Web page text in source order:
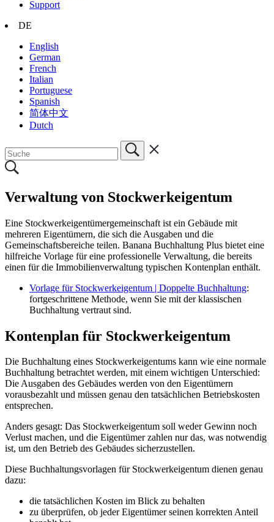
Support
DE
English
German
French
Italian
Portuguese
Spanish
简体中文
Dutch
Verwaltung von Stockwerkeigentum
Eine Stockwerkeigentümergemeinschaft ist ein Gebäude mit
mehreren Eigentümern, die sich die Ausgaben und die
Gemeinschaftsbereiche teilen. Banana Buchhaltung Plus bietet eine
hilfreiche Vorlage für eine professionelle Verwaltung, die bereits
einen für die Immobilienverwaltung typischen Kontenplan enthält.
Vorlage für Stockwerkeigentum | Doppelte Buchhaltung:
fortgeschrittene Methode, wenn Sie mit der klassischen
Buchhaltung vertraut sind.
Kontenplan für Stockwerkeigentum
Die Buchhaltung eines Stockwerkeigentums kann wie eine normale
Buchhaltung betrachtet werden, mit einem wichtigen Unterschied:
Die Ausgaben des Gebäudes werden von den Eigentümern
vorausbezahlt und müssen genau den tatsächlichen Betriebskosten
entsprechen.
Anders gesagt: Das Stockwerkeigentum soll weder Gewinn noch
Verlust machen, und die Eigentümer zahlen nur das, was notwendig
ist, um den Betrieb des Gebäudes sicherzustellen.
Diese Buchhaltungsvorlagen für Stockwerkeigentum dienen genau
dazu:
die tatsächlichen Kosten im Blick zu behalten
zu überprüfen, ob jeder Eigentümer seinen korrekten Anteil